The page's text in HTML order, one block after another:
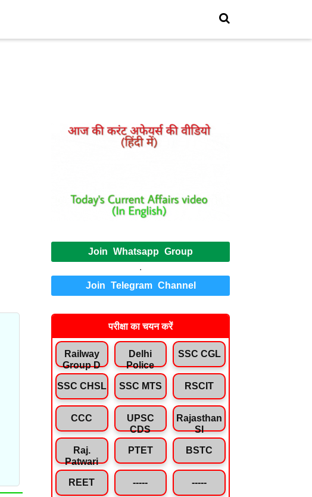
Join Whatsapp Group
.
Join Telegram Channel
परीक्षा का चयन करें
Railway
Group D
Delhi
Police
SSC CGL
SSC CHSL SSC MTS RSCIT
CCC
UPSC
CDS
Rajasthan
SI
Raj.
Patwari
PTET BSTC
REET ----- -----